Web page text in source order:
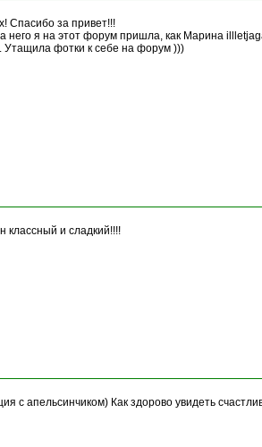
Спасибо за привет!!!
него я на этот форум пришла, как Марина
Утащила фотки к себе на форум )))
классный и сладкий!!!!
с апельсинчиком) Как здорово увидеть